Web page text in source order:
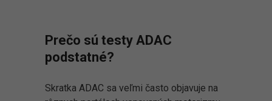
Prečo sú testy ADAC
podstatné?
Skratka ADAC sa veľmi často objavuje na